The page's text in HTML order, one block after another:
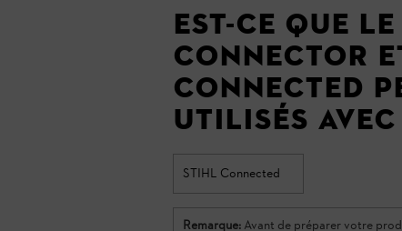
Est-ce que le
Connector
connected
utilisés avec
STIHL Connected
Remarque: Avant de préparer votre